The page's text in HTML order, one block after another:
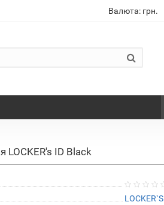
Валюта: грн.
ID Black
LOCKER`S